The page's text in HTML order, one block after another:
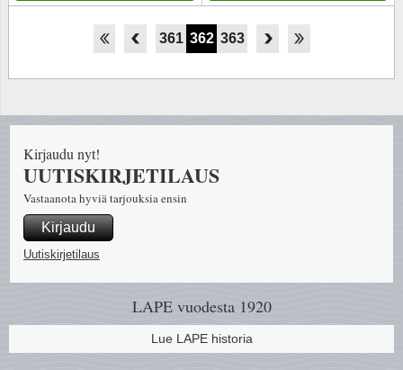
359 360 361 362 363 364 365
LAPE vuodesta 1920
Lue LAPE historia
Kirjaudu nyt!
UUTISKIRJETILAUS
Vastaanota hyviä tarjouksia ensin
Kirjaudu
Uutiskirjetilaus